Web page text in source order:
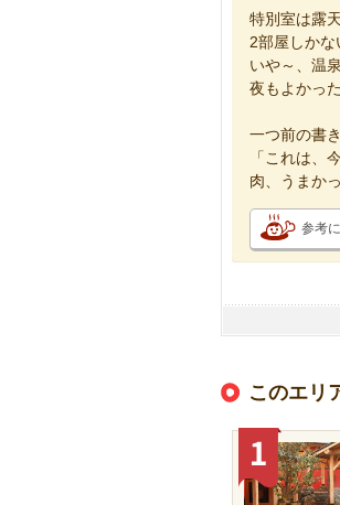
特別室は露
2部屋しかな
いや～、温
夜もよかっ
一つ前の書
「これは、
肉、うまかっ
参考
このエリ